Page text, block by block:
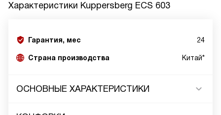
Характеристики Kuppersberg ECS 603
Гарантия, мес 24
Страна производства Китай*
ОСНОВНЫЕ ХАРАКТЕРИСТИКИ